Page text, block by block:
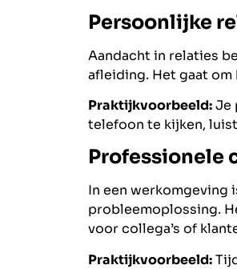
Persoonlijke
Aandacht in relaties
afleiding. Het gaat om
Praktijkvoorbeeld:Je
telefoon te kijken,
Professionele
In een werkomgeving
probleemoplossing.
voor collega’s of
Praktijkvoorbeeld: